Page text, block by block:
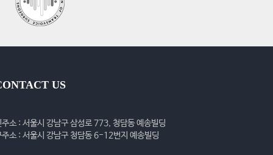
US
주소 : 서울시 강남구 삼성로 773, 청담동 예송빌딩
주소 : 서울시 강남구 청담동 6-12번지 예송빌딩